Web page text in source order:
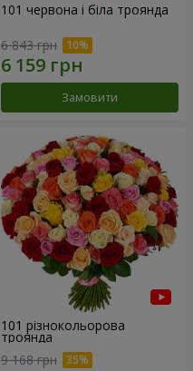
101 червона і біла троянда
6 843 грн
Замовити
101 різнокольорова
троянда
9 168 грн